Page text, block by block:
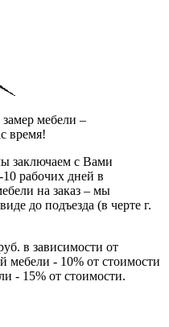
мебели –
время!
заключаем с Вами
рабочих дней в
на заказ – мы
до подъезда (в черте г.
в зависимости от
мебели - 10% от стоимости
- 15% от стоимости.